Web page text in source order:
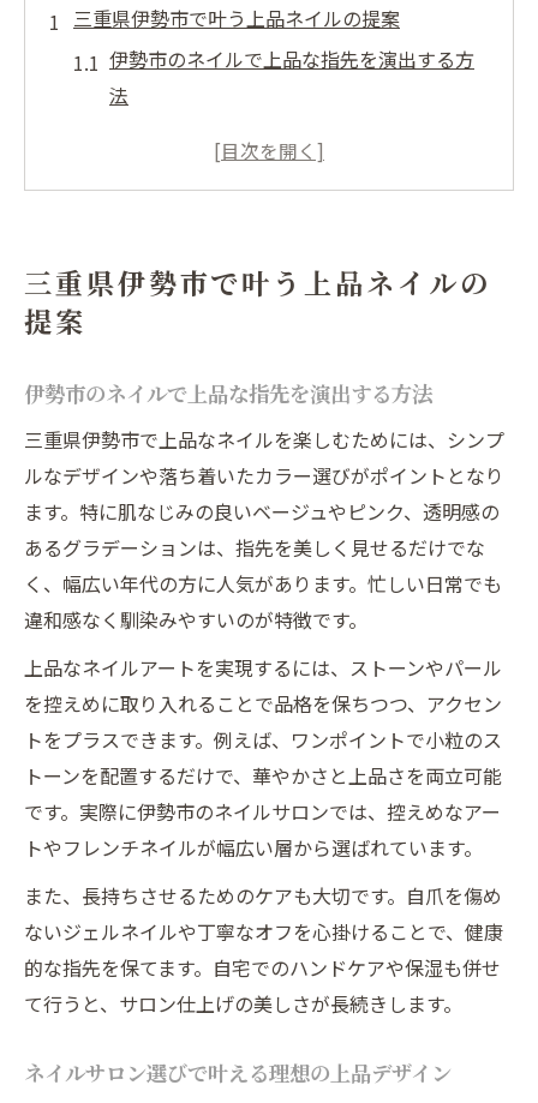
三重県伊勢市で叶う上品ネイルの提案
伊勢市のネイルで上品な指先を演出する方
法
ネイルサロン選びで叶える理想の上品デザ
トレンドと上質を両立するネイル提案のコ
日常に寄り添うネイル選びの秘訣
毎日に映えるネイルデザインの選び方
忙しい日常でも楽しめるネイルの工夫
ネイルサロンを賢く選ぶチェックポイント
伊勢市で日常使いに最適なネイルの特徴
ネイルで気分を上げる日々の過ごし方
自爪を大切にしたネイル施術を探すなら
自爪にやさしいネイル施術の見極め方
傷みにくいネイルサロン選びのポイント
フィルイン対応サロンのメリットとは
ネイルケア重視で選ぶ伊勢市サロン事情
自爪派におすすめのネイルアートの工夫
忙しい女性へ贈る通いやすいネイル体験
通いやすさ重視のネイルサロン選び術
アクセス抜群な伊勢市のネイルサロン事情
仕事帰りも立ち寄れるネイル体験の魅力
駐車場完備のサロンで安心のネイル時間
三重県伊勢市で叶う上品ネイルの
提案
伊勢市のネイルで上品な指先を演出する方法
三重県伊勢市で上品なネイルを楽しむためには、シンプ
ルなデザインや落ち着いたカラー選びがポイントとなり
ます。特に肌なじみの良いベージュやピンク、透明感の
あるグラデーションは、指先を美しく見せるだけでな
く、幅広い年代の方に人気があります。忙しい日常でも
違和感なく馴染みやすいのが特徴です。
上品なネイルアートを実現するには、ストーンやパール
を控えめに取り入れることで品格を保ちつつ、アクセン
トをプラスできます。例えば、ワンポイントで小粒のス
トーンを配置するだけで、華やかさと上品さを両立可能
です。実際に伊勢市のネイルサロンでは、控えめなアー
トやフレンチネイルが幅広い層から選ばれています。
また、長持ちさせるためのケアも大切です。自爪を傷め
ないジェルネイルや丁寧なオフを心掛けることで、健康
的な指先を保てます。自宅でのハンドケアや保湿も併せ
て行うと、サロン仕上げの美しさが長続きします。
ネイルサロン選びで叶える理想の上品デザイン